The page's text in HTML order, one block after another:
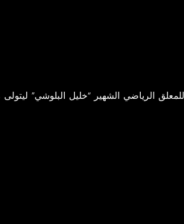
الرياضي الشهير “خليل البلوشي”